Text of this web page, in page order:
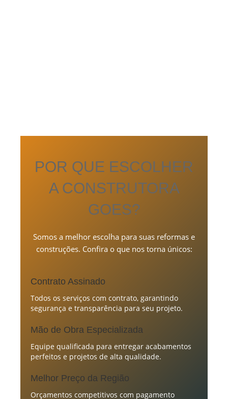
POR QUE ESCOLHER
A CONSTRUTORA
GOES?
Somos a melhor escolha para suas reformas e
construções. Confira o que nos torna únicos:
Contrato Assinado
Todos os serviços com contrato, garantindo
segurança e transparência para seu projeto.
Mão de Obra Especializada
Equipe qualificada para entregar acabamentos
perfeitos e projetos de alta qualidade.
Melhor Preço da Região
Orçamentos competitivos com pagamento